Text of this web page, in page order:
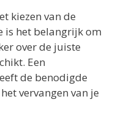
kiezen van de
is het belangrijk om
over de juiste
Een
de benodigde
vervangen van je